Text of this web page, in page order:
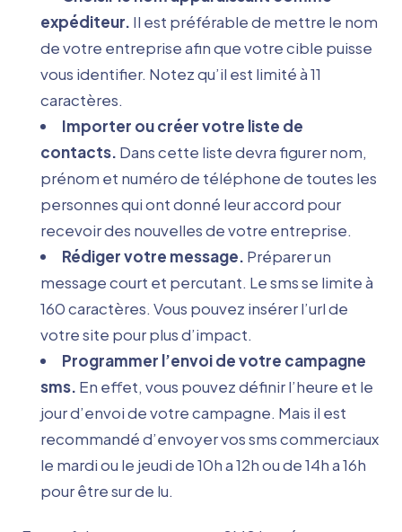
expéditeur. Il est préférable de mettre le nom
de votre entreprise afin que votre cible puisse
vous identifier. Notez qu’il est limité à 11
caractères.
Importer ou créer votre liste de
contacts. Dans cette liste devra figurer nom,
prénom et numéro de téléphone de toutes les
personnes qui ont donné leur accord pour
recevoir des nouvelles de votre entreprise.
Rédiger votre message. Préparer un
message court et percutant. Le sms se limite à
160 caractères. Vous pouvez insérer l’url de
votre site pour plus d’impact.
Programmer l’envoide votre campagne
sms. En effet, vous pouvez définir l’heure et le
jour d’envoi de votre campagne. Mais il est
recommandé d’envoyer vos sms commerciaux
le mardi ou le jeudi de 10h a 12h ou de 14h a 16h
pour être sur de lu.